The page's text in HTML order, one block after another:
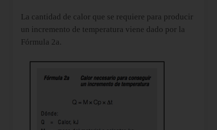
La cantidad de calor que se requiere para producir
un incremento de temperatura viene dado por la
Fórmula 2a.